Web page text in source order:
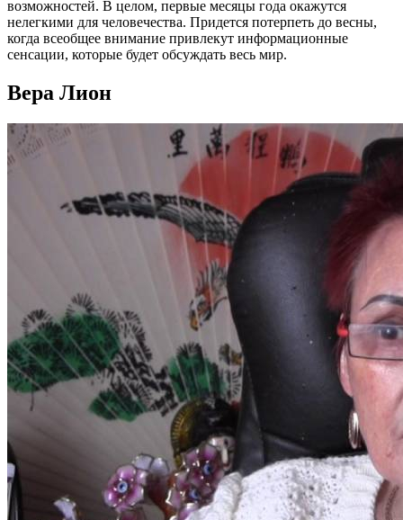
возможностей. В целом, первые месяцы года окажутся
нелегкими для человечества. Придется потерпеть до весны,
когда всеобщее внимание привлекут информационные
сенсации, которые будет обсуждать весь мир.
Вера Лион